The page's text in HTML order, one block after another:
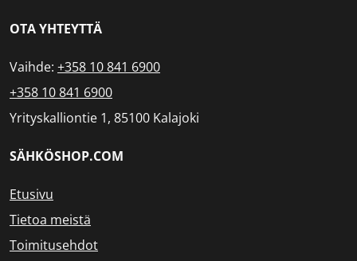
OTA YHTEYTTÄ
Vaihde: +358 10 841 6900
+358 10 841 6900
Yrityskalliontie 1, 85100 Kalajoki
SÄHKÖSHOP.COM
Etusivu
Tietoa meistä
Toimitusehdot